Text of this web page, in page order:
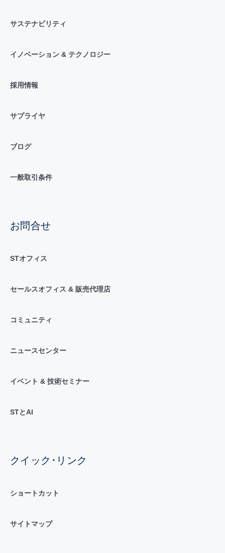
サステナビリティ
イノベーション & テクノロジー
採用情報
サプライヤ
ブログ
一般取引条件
お問合せ
STオフィス
セールスオフィス & 販売代理店
コミュニティ
ニュースセンター
イベント & 技術セミナー
STとAI
クイック･リンク
ショートカット
サイトマップ